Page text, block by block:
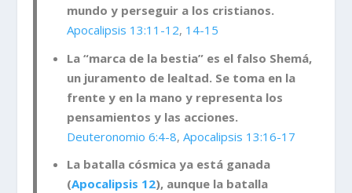
mundo y perseguir a los cristianos.
Apocalipsis 13:11-12, 14-15
La “marca de la bestia” es el falso Shemá,
un juramento de lealtad. Se toma en la
frente y en la mano y representa los
pensamientos y las acciones.
Deuteronomio 6:4-8, Apocalipsis 13:16-17
La batalla cósmica ya está ganada
(Apocalipsis 12), aunque la batalla